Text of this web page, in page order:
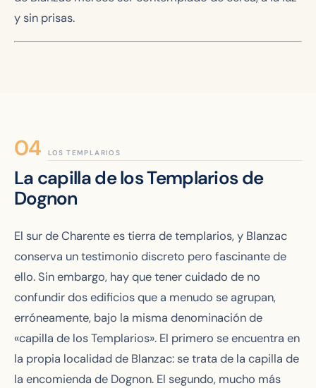
y sin prisas.
LOS TEMPLARIOS
La capilla de los Templarios de
Dognon
El sur de Charente es tierra de templarios, y Blanzac
conserva un testimonio discreto pero fascinante de
ello. Sin embargo, hay que tener cuidado de no
confundir dos edificios que a menudo se agrupan,
erróneamente, bajo la misma denominación de
«capilla de los Templarios». El primero se encuentra en
la propia localidad de Blanzac: se trata de la capilla de
la encomienda de Dognon. El segundo, mucho más